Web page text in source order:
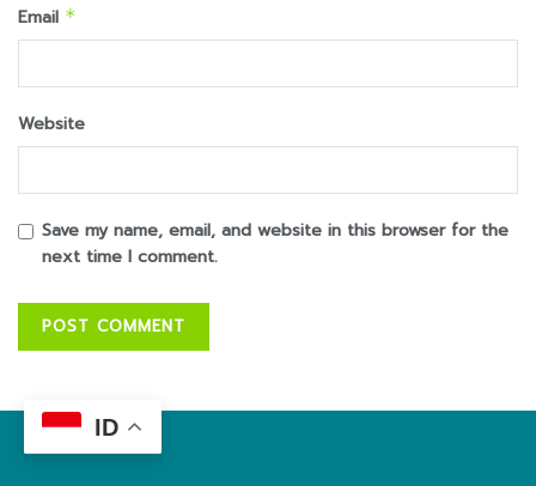
Email *
Website
Save my name, email, and website in this browser for the
next time I comment.
ID